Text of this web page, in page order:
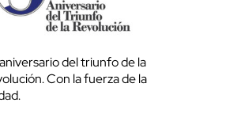
del triunfo de la
Con la fuerza de la